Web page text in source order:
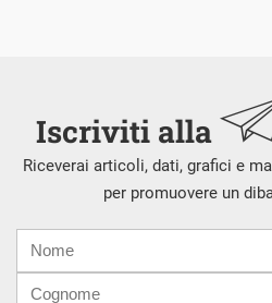
Iscriviti alla
Riceverai articoli, dati, grafici e
per promuovere un
mail